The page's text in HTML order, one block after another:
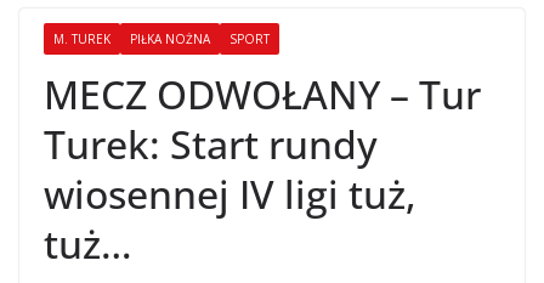
M. TUREK PIŁKA NOŻNA SPORT
MECZ ODWOŁANY – Tur
Turek: Start rundy
wiosennej IV ligi tuż,
tuż…